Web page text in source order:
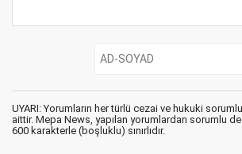
UYARI: Yorumların her türlü cezai ve hukuki
aittir. Mepa News, yapılan yorumlardan sorumlu
600 karakterle (boşluklu) sınırlıdır.